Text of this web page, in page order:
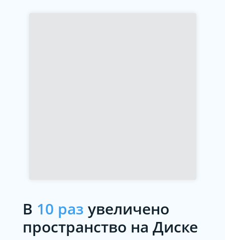
В 10 раз увеличено
пространство на Диске